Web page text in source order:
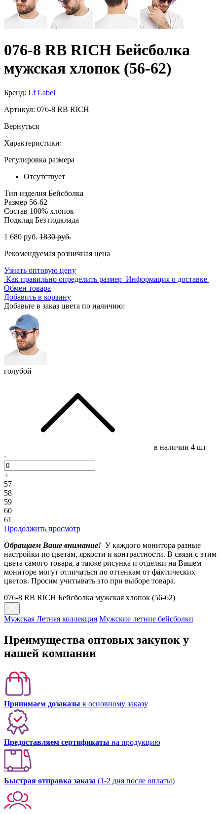
076-8 RB RICH Бейсболка
мужская хлопок (56-62)
Бренд: Lf Label
Артикул: 076-8 RB RICH
Вернуться
Характеристики:
Регулировка размера
Отсутствует
Тип изделия Бейсболка
Размер 56-62
Состав 100% хлопок
Подклад Без подклада
1 680 руб. 1830 руб.
Рекомендуемая розничная цена
Узнать оптовую цену
Как правильно определить размер Информация о доставке
Обмен товара
Добавить в корзину
Добавьте в заказ цвета по наличию:
голубой
в наличии 4 шт
-
+
57
58
59
60
61
Продолжить просмотр
Обращаем Ваше внимание! У каждого монитора разные
настройки по цветам, яркости и контрастности. В связи с этим
цвета самого товара, а также рисунка и отделки на Вашем
мониторе могут отличаться по оттенкам от фактических
цветов. Просим учитывать это при выборе товара.
076-8 RB RICH Бейсболка мужская хлопок (56-62)
Мужская Летняя коллекция Мужские летние бейсболки
Преимущества оптовых закупок у
нашей компании
Принимаем дозаказы к основному заказу
Предоставляем сертификаты на продукцию
Быстрая отправка заказа (1-2 дня после оплаты)